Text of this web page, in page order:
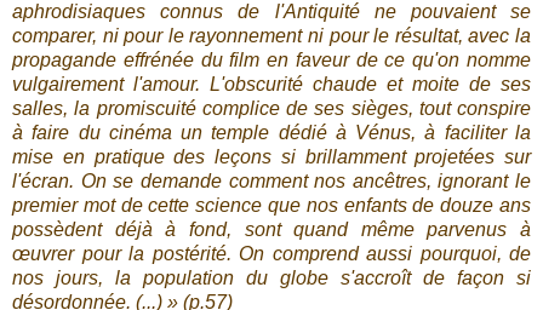
aphrodisiaques connus de l'Antiquité ne pouvaient se
comparer, ni pour le rayonnement ni pour le résultat, avec la
propagande effrénée du film en faveur de ce qu'on nomme
vulgairement l'amour. L'obscurité chaude et moite de ses
salles, la promiscuité complice de ses sièges, tout conspire
à faire du cinéma un temple dédié à Vénus, à faciliter la
mise en pratique des leçons si brillamment projetées sur
l'écran. On se demande comment nos ancêtres, ignorant le
premier mot de cette science que nos enfants de douze ans
possèdent déjà à fond, sont quand même parvenus à
œuvrer pour la postérité. On comprend aussi pourquoi, de
nos jours, la population du globe s'accroît de façon si
désordonnée. (...) » (p.57)